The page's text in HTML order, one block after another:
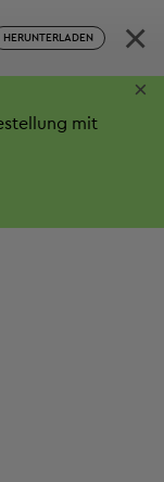
HERUNTERLADEN ×
mit
×